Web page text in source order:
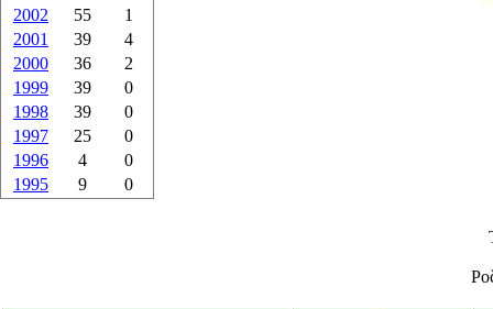
2002
55
1
2001
39
4
2000
36
2
1999
39
0
1998
39
0
1997
25
0
1996
4
0
1995
9 0